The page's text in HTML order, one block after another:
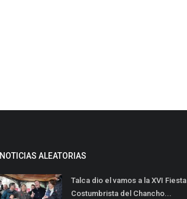
NOTICIAS ALEATORIAS
Talca dio el vamos a la XVI Fiesta
Costumbrista del Chancho...